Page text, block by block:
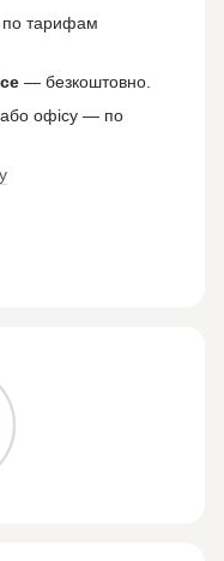
тарифам
— безкоштовно.
або офісу — по